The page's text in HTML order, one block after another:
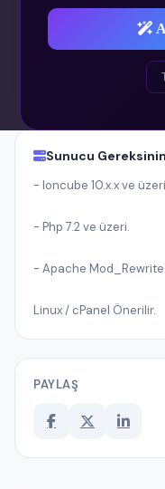
Sunucu
- Ioncube 10.x.x ve
- Php 7.2 ve üzeri.
- Apache Mod_Rewrite
Linux / cPanel Önerilir.
PAYLAŞ